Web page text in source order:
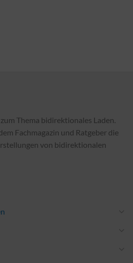
Thema bidirektionales Laden.
Fachmagazin und Ratgeber die
von bidirektionalen